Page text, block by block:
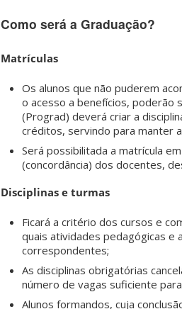
Como será a Graduação?
Matrículas
Os alunos que não puderem
o acesso a benefícios, poderão
(Prograd) deverá criar a
créditos, servindo para manter
Será possibilitada a matrícula
(concordância) dos docentes,
Disciplinas e turmas
Ficará a critério dos cursos e
quais atividades pedagógicas e
correspondentes;
As disciplinas obrigatórias
número de vagas suficiente
Alunos formandos, cuja